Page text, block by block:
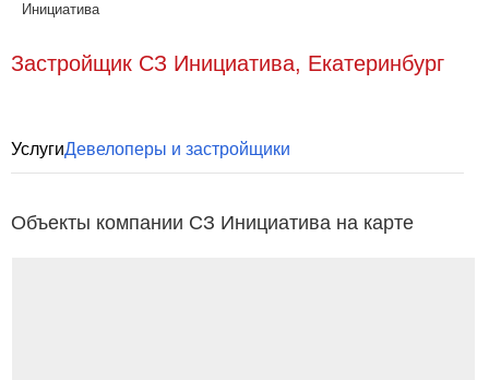
Инициатива
Застройщик СЗ Инициатива, Екатеринбург
УслугиДевелоперы и застройщики
Объекты компании СЗ Инициатива на карте